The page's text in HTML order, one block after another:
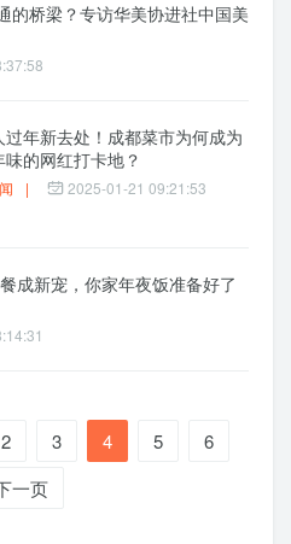
的桥梁？专访华美协进社中国美
过年新去处！成都菜市为何成为
味的网红打卡地？
| 2025-01-21 09:21:53
成新宠，你家年夜饭准备好了
2 3 4 5
6
一页